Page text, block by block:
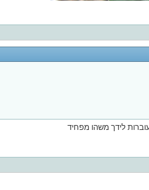
לידך משהו מפחיד